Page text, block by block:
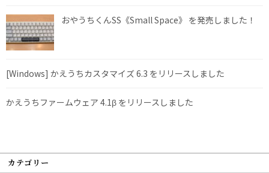
おやうちくんSS《Small Space》 を発売しました！
[Windows] かえうちカスタマイズ 6.3 をリリースしました
かえうちファームウェア 4.1β をリリースしました
カテゴリー